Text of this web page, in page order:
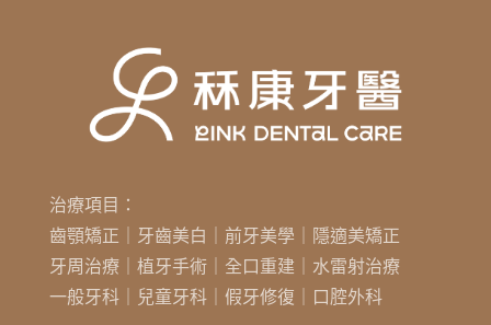
治療項目：
齒顎矯正｜牙齒美白｜前牙美學｜隱適美矯正
牙周治療｜植牙手術｜全口重建｜水雷射治療
一般牙科｜兒童牙科｜假牙修復｜口腔外科